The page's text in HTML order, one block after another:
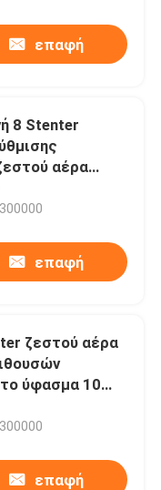
επαφή
8 Stenter
αέρα
επαφή
ζεστού αέρα
ύφασμα 10
επαφή